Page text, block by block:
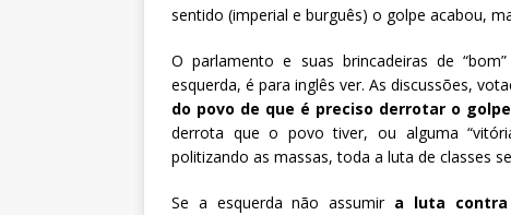
sentido (imperial e burguês) o golpe acabou,
O parlamento e suas brincadeiras de
esquerda, é para inglês ver. As discussões,
do povo de que é preciso derrotar o
derrota que o povo tiver, ou alguma
politizando as massas, toda a luta de classes
Se a esquerda não assumir a luta contra